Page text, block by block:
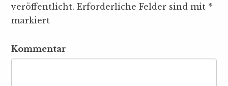
veröffentlicht. Erforderliche Felder sind mit *
markiert
Kommentar